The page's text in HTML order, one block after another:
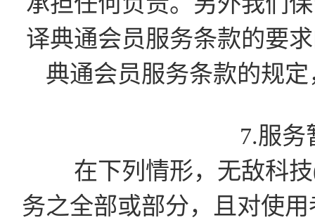
译典通会员服务条款的要
典通会员服务条款的规
7.服务
在下列情形，无敌科技(
务之全部或部分，且对使